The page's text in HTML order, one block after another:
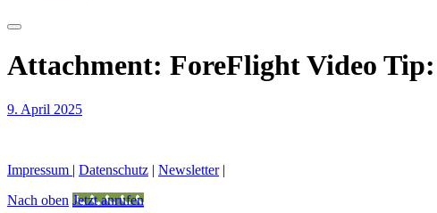
Attachment: ForeFlight Video
9. April 2025
Impressum | Datenschutz | Newsletter|
Nach oben Jetzt anrufen